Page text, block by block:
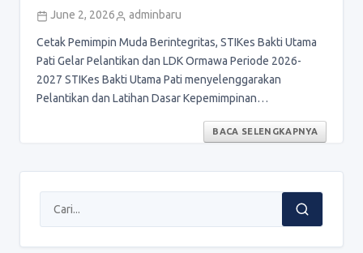
June 2, 2026 adminbaru
Cetak Pemimpin Muda Berintegritas, STIKes Bakti Utama
Pati Gelar Pelantikan dan LDK Ormawa Periode 2026-
2027 STIKes Bakti Utama Pati menyelenggarakan
Pelantikan dan Latihan Dasar Kepemimpinan…
BACA SELENGKAPNYA